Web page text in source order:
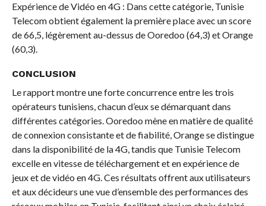
Expérience de Vidéo en 4G : Dans cette catégorie, Tunisie
Telecom obtient également la première place avec un score
de 66,5, légèrement au-dessus de Ooredoo (64,3) et Orange
(60,3).
CONCLUSION
Le rapport montre une forte concurrence entre les trois
opérateurs tunisiens, chacun d’eux se démarquant dans
différentes catégories. Ooredoo mène en matière de qualité
de connexion consistante et de fiabilité, Orange se distingue
dans la disponibilité de la 4G, tandis que Tunisie Telecom
excelle en vitesse de téléchargement et en expérience de
jeux et de vidéo en 4G. Ces résultats offrent aux utilisateurs
et aux décideurs une vue d’ensemble des performances des